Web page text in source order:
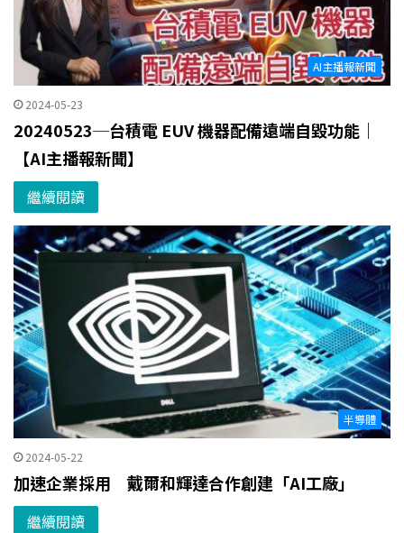
AI主播報新聞
2024-05-23
20240523─台積電 EUV 機器配備遠端自毀功能｜
【AI主播報新聞】
繼續閱讀
半導體
2024-05-22
加速企業採用 戴爾和輝達合作創建「AI工廠」
繼續閱讀